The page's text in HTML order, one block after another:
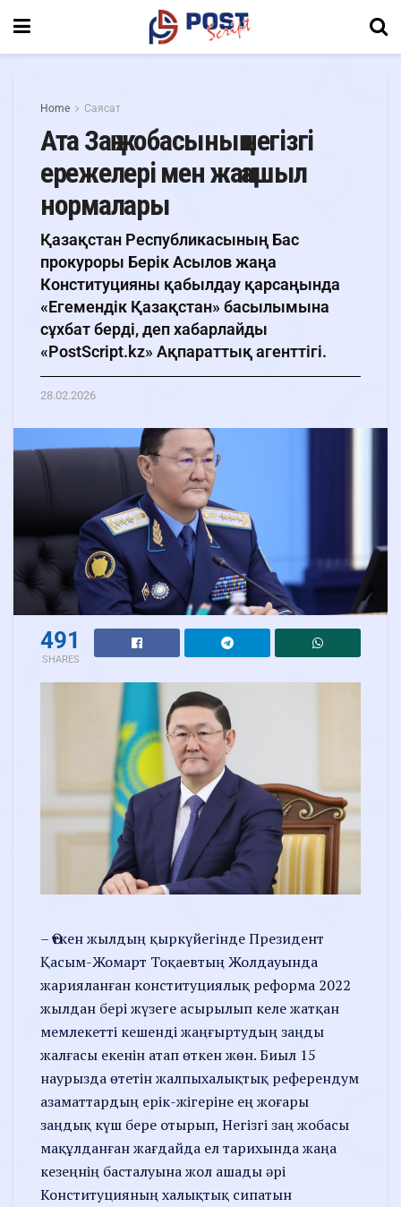
Home Саясат
Ата Заң жобасының негізгі
ережелері мен жаңашыл
нормалары
Қазақстан Республикасының Бас
прокуроры Берік Асылов жаңа
Конституцияны қабылдау қарсаңында
«Егемендік Қазақстан» басылымына
сұхбат берді, деп хабарлайды
«PostScript.kz» Ақпараттық агенттігі.
28.02.2026
491
SHARES
– Өткен жылдың қыркүйе­гін­де Президент
Қасым-Жомарт Тоқаев­тың Жолдауында
жария­ланған консти­ту­циялық реформа 2022
жылдан бері жүзеге асырылып келе жатқан
мемле­кетті кешенді жаңғыртудың заңды
жалғасы екенін атап өткен жөн. Биыл 15
наурызда өтетін жалпыхалықтық референдум
азаматтардың ерік-жігеріне ең жоғары
заңдық күш бере отырып, Негізгі заң жобасы
мақұлданған жағдайда ел тарихында жаңа
кезеңнің басталуына жол ашады әрі
Конституцияның халықтық сипатын